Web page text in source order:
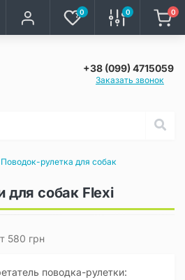
0 0 0
+38 (099) 4715059
Заказать звонок
Поводок-рулетка для собак
для собак Flexi
580 грн
поводка-рулетки: